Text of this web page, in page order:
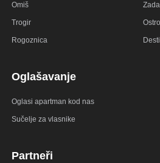
Omiš
Trogir
Rogoznica
Oglašavanje
Oglasi apartman kod nas
Sučelje za vlasnike
Partneři